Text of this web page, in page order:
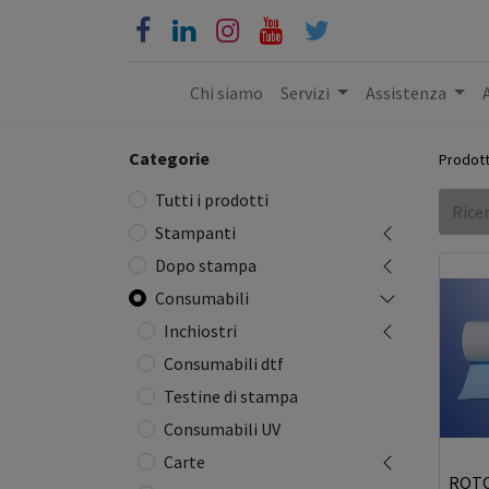
Chi siamo Servizi Assistenza
Categorie
Tutti i prodotti
Stampanti
Dopo stampa
Consumabili
Inchiostri
Consumabili dtf
Testine di stampa
Consumabili UV
Carte